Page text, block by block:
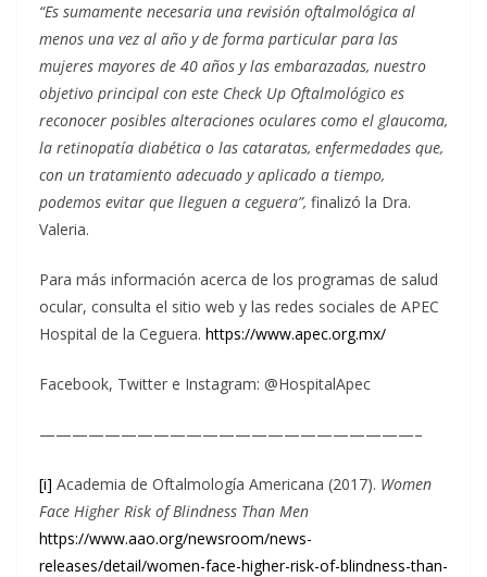
“Es sumamente necesaria una revisión oftalmológica al
menos una vez al año y de forma particular para las
mujeres mayores de 40 años y las embarazadas, nuestro
objetivo principal con este Check Up Oftalmológico es
reconocer posibles alteraciones oculares como el glaucoma,
la retinopatía diabética o las cataratas, enfermedades que,
con un tratamiento adecuado y aplicado a tiempo,
podemos evitar que lleguen a ceguera”, finalizó la Dra.
Valeria.
Para más información acerca de los programas de salud
ocular, consulta el sitio web y las redes sociales de APEC
Hospital de la Ceguera. https://www.apec.org.mx/
Facebook, Twitter e Instagram: @HospitalApec
———————————————————————–
[i] Academia de Oftalmología Americana (2017). Women
Face Higher Risk of Blindness Than Men
https://www.aao.org/newsroom/news-
releases/detail/women-face-higher-risk-of-blindness-than-